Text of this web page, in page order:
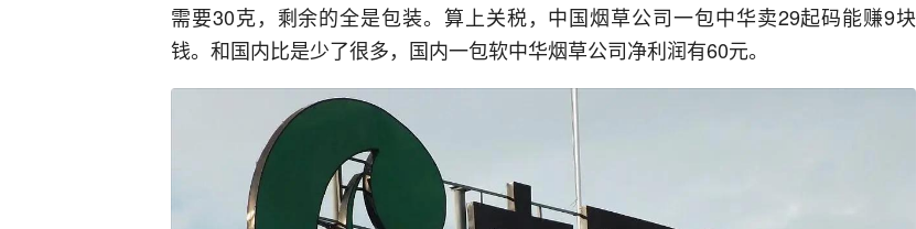
需要30克，剩余的全是包装。算上关税，中国烟草公司一包中华卖29起码能赚9块
钱。和国内比是少了很多，国内一包软中华烟草公司净利润有60元。